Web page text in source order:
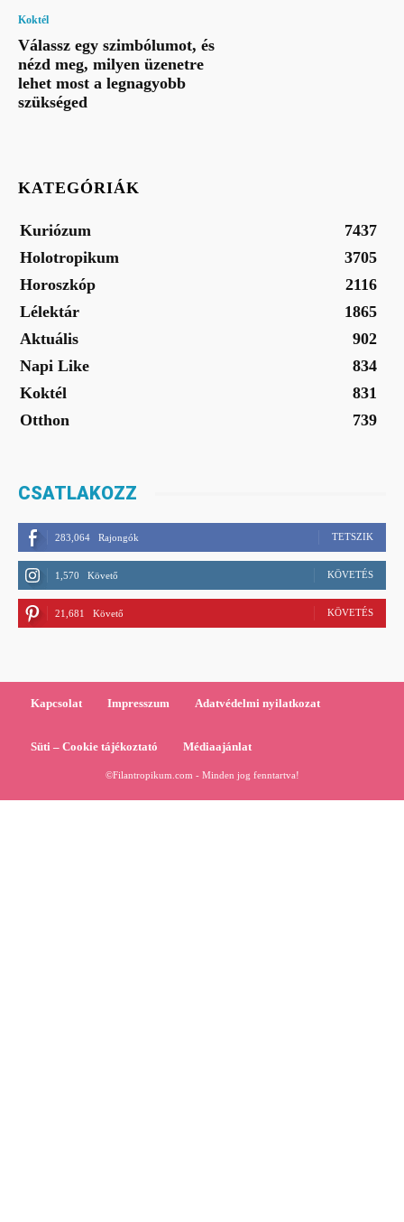
Koktél
Válassz egy szimbólumot, és
nézd meg, milyen üzenetre
lehet most a legnagyobb
szükséged
KATEGÓRIÁK
Kuriózum
7437
Holotropikum
3705
Horoszkóp
2116
Lélektár
1865
Aktuális
902
Napi Like
834
Koktél
831
Otthon
739
CSATLAKOZZ
283,064 Rajongók TETSZIK
1,570 Követő KÖVETÉS
21,681 Követő KÖVETÉS
Kapcsolat Impresszum Adatvédelmi nyilatkozat
Süti – Cookie tájékoztató Médiaajánlat
©Filantropikum.com - Minden jog fenntartva!